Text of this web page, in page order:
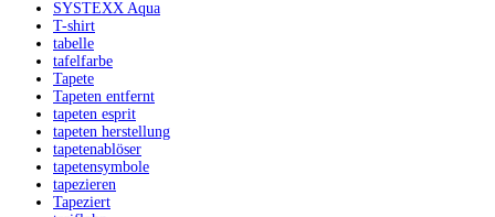
SYSTEXX Aqua
T-shirt
tabelle
tafelfarbe
Tapete
Tapeten entfernt
tapeten esprit
tapeten herstellung
tapetenablöser
tapetensymbole
tapezieren
Tapeziert